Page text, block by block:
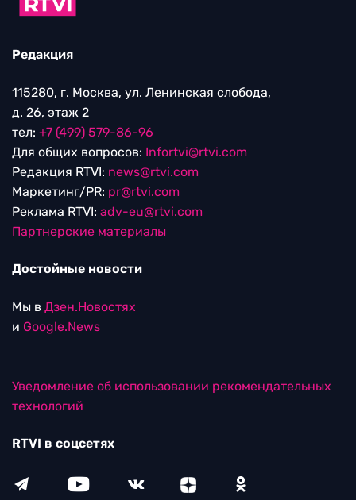
Редакция
115280, г. Москва, ул. Ленинская слобода,
д. 26, этаж 2
тел: +7 (499) 579-86-96
Для общих вопросов: Infortvi@rtvi.com
Редакция RTVI: news@rtvi.com
Маркетинг/PR: pr@rtvi.com
Реклама RTVI: adv-eu@rtvi.com
Партнерские материалы
Достойные новости
Мы в Дзен.Новостях
и Google.News
Уведомление об использовании рекомендательных
технологий
RTVI в соцсетях